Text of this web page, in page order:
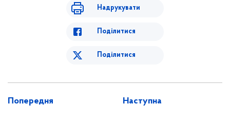
Надрукувати
Поділитися
Поділитися
Попередня Наступна